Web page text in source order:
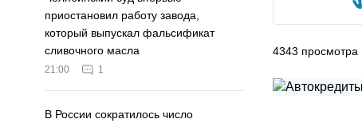
приостановил работу завода,
который выпускал фальсификат
сливочного масла
21:00 1
В России сократилось число
4343 просмотра